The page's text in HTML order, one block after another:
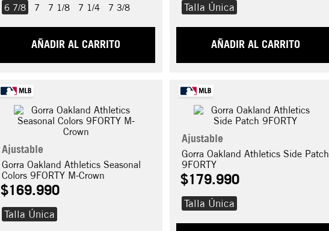
6 7/8 7 7 1/4
7 1/8 7 3/8
AÑADIR AL CARRITO
Talla Única
AÑADIR AL CARRITO
Ajustable
Gorra Oakland Athletics Seasonal
Colors 9FORTY M-Crown
$169.990
Talla Única
Ajustable
Gorra Oakland Athletics Side Patch
9FORTY
$179.990
Talla Única